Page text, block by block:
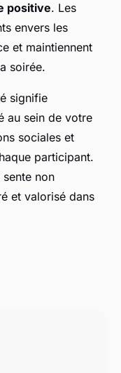
positive. Les
envers les
et maintiennent
soirée.
signifie
au sein de votre
sociales et
participant.
non
et valorisé dans